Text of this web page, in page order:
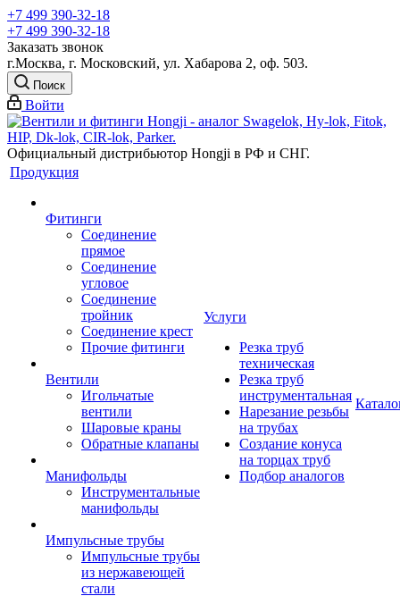
+7 499 390-32-18
+7 499 390-32-18
Заказать звонок
г.Москва, г. Московский, ул. Хабарова 2, оф. 503.
Поиск
Войти
Официальный дистрибьютор Hongji в РФ и СНГ.
Продукция
Фитинги
Соединение
прямое
Соединение
угловое
Соединение
тройник
Соединение крест
Прочие фитинги
Вентили
Игольчатые
вентили
Шаровые краны
Обратные клапаны
Манифольды
Инструментальные
манифольды
Импульсные трубы
Импульсные трубы
из нержавеющей
стали
Услуги
Резка труб
техническая
Резка труб
инструментальная
Нарезание резьбы
на трубах
Создание конуса
на торцах труб
Подбор аналогов